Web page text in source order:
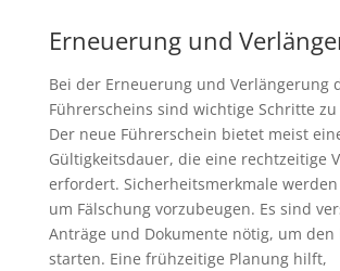
Erneuerung und
Bei der Erneuerung und Verlängerung
Führerscheins sind wichtige Schritte
Der neue Führerschein bietet meist
Gültigkeitsdauer, die eine rechtzeitige
erfordert. Sicherheitsmerkmale
um Fälschung vorzubeugen. Es sind
Anträge und Dokumente nötig, um den
starten. Eine frühzeitige Planung hilft,